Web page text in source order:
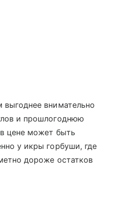
внимательно
и прошлогоднюю
цене может быть
у икры горбуши, где
дороже остатков